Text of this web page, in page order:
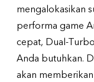
mengalokasikan
performa game
cepat, Dual-
Anda butuhkan.
akan